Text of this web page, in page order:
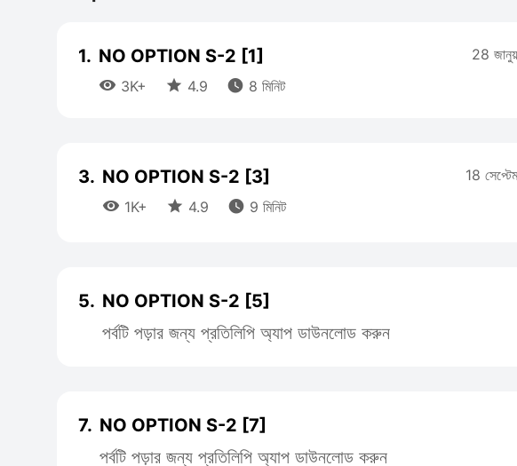
1. NO OPTION S-2 [1]
 3K+  4.9  8 মিনিট
28
3. NO OPTION S-2 [3]
 1K+  4.9  9 মিনিট
18
5. NO OPTION S-2 [5]
পর্বটি পড়ার জন্য প্রতিলিপি অ্যাপ ডাউনলোড করুন
7. NO OPTION S-2 [7]
পর্বটি পড়ার জন্য প্রতিলিপি অ্যাপ ডাউনলোড করুন